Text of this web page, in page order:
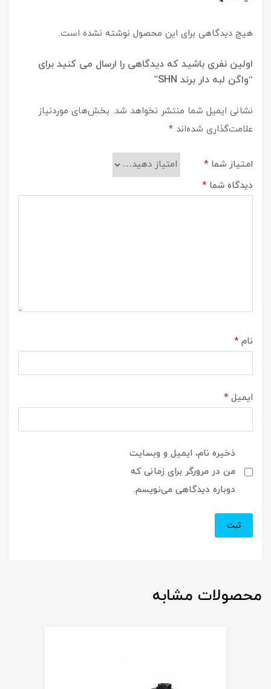
هیچ دیدگاهی برای این محصول نوشته نشده است.
اولین نفری باشید که دیدگاهی را ارسال می کنید برای
“واگن لبه دار برند SHN”
نشانی ایمیل شما منتشر نخواهد شد. بخش‌های موردنیاز
علامت‌گذاری شده‌اند *
امتیاز شما*
دیدگاه شما*
نام*
ایمیل*
ذخیره نام، ایمیل و وبسایت
من در مرورگر برای زمانی که
دوباره دیدگاهی می‌نویسم.
محصولات مشابه